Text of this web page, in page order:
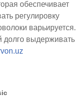
обеспечивает
регулировку
варьируется.
долго выдерживать